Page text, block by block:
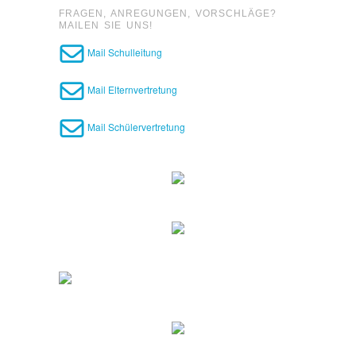
FRAGEN, ANREGUNGEN, VORSCHLÄGE?
MAILEN SIE UNS!
Mail Schulleitung
Mail Elternvertretung
Mail Schülervertretung